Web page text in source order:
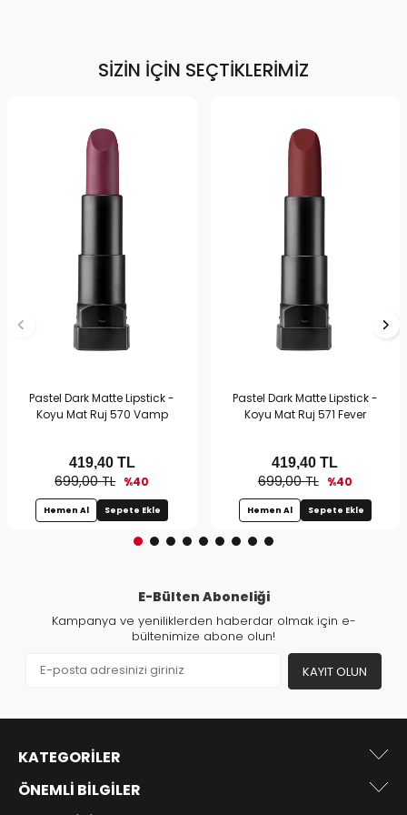
SIZIN İÇIN SEÇTIKLERIMIZ
Pastel Dark Matte Lipstick -
Koyu Mat Ruj 570 Vamp
699,00 TL %40
419,40TL
Hemen Al Sepete Ekle
Pastel Dark Matte Lipstick -
Koyu Mat Ruj 571 Fever
699,00 TL %40
419,40 TL
Hemen Al Sepete Ekle
E-Bülten Aboneliği
Kampanya ve yeniliklerden haberdar olmak için e-
bültenimize abone olun!
KAYIT OLUN
KATEGORILER
ÖNEMLI BILGILER